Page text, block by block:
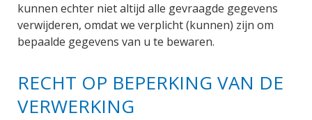
kunnen echter niet altijd alle gevraagde gegevens
verwijderen, omdat we verplicht (kunnen) zijn om
bepaalde gegevens van u te bewaren.
RECHT OP BEPERKING VAN DE
VERWERKING